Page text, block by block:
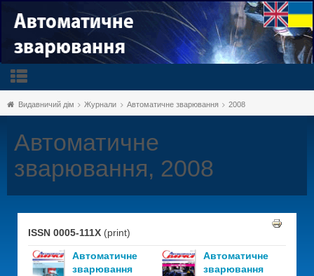
Видавничий дім Журнали Автоматичне зварювання 2008
Автоматичне
зварювання, 2008
ISSN 0005-111X (print)
Автоматичне
зварювання
Автоматичне
зварювання